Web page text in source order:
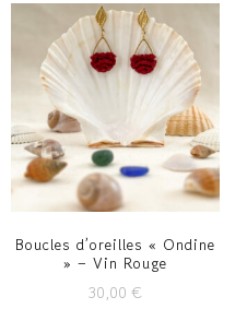
Boucles d’oreilles « Ondine
» – Vin Rouge
30,00 €